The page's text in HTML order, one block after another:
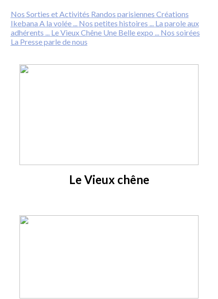
Nos Sorties et Activités Randos parisiennes Créations
Ikebana A la volée ... Nos petites histoires ... La parole aux
adhérents ... Le Vieux Chêne Une Belle expo ... Nos soirées
La Presse parle de nous
Le Vieux chêne